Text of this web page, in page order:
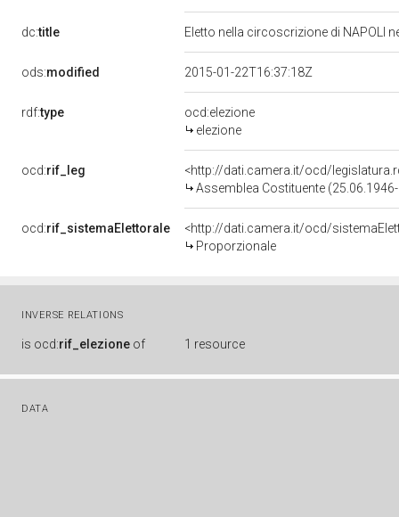
dc:title Eletto nella circoscrizione di NAPOLI
ods:modified 2015-01-22T16:37:18Z
rdf:type
ocd:elezione
elezione
ocd:rif_leg
<http://dati.camera.it/ocd/
Assemblea Costituente
ocd:rif_sistemaElettorale
<http://dati.camera.it/ocd/
Proporzionale
INVERSE RELATIONS
is ocd:rif_elezione of 1 resource
DATA